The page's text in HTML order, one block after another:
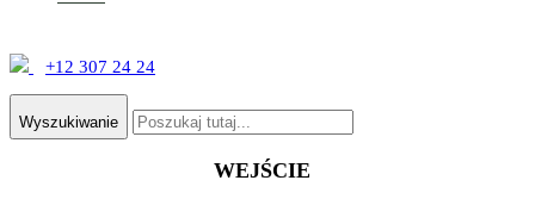
+12 307 24 24
Wyszukiwanie
WEJŚCIE